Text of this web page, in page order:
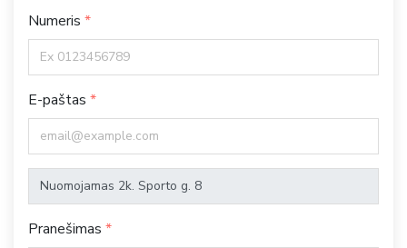
Numeris
E-paštas
Pranešimas